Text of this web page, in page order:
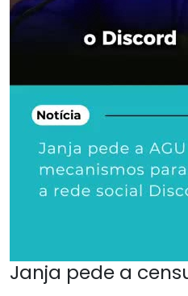
Janja pede a